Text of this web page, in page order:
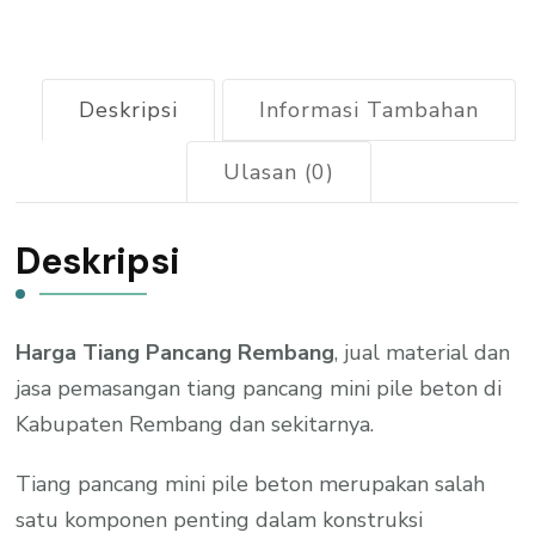
Deskripsi Informasi Tambahan
Ulasan (0)
Deskripsi
Harga Tiang Pancang Rembang, jual material dan
jasa pemasangan tiang pancang mini pile beton di
Kabupaten Rembang dan sekitarnya.
Tiang pancang mini pile beton merupakan salah
satu komponen penting dalam konstruksi